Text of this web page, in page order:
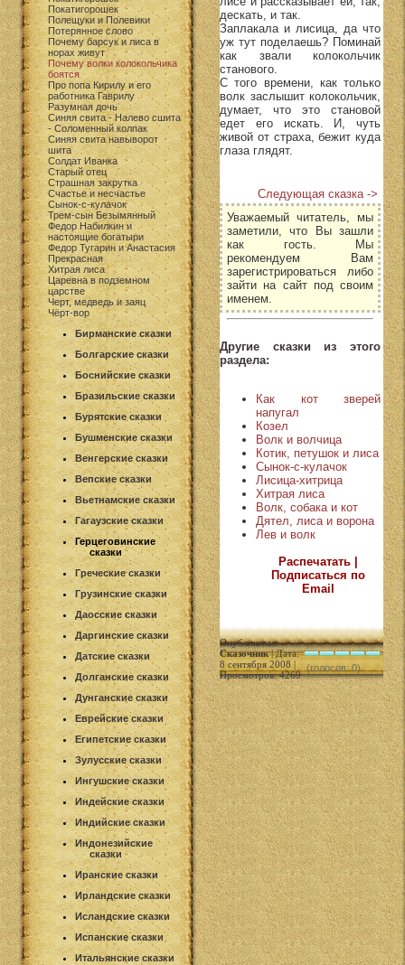
Покатигорошек
Полещуки и Полевики
Потерянное слово
Почему барсук и лиса в
норах живут
Почему волки колокольчика
боятся
Про попа Кирилу и его
работника Гаврилу
Разумная дочь
Синяя свита - Налево сшита
- Соломенный колпак
Синяя свита навыворот
шита
Солдат Иванка
Старый отец
Страшная закрутка
Счастье и несчастье
Сынок-с-кулачок
Трем-сын Безымянный
Федор Набилкин и
настоящие богатыри
Федор Тугарин и Анастасия
Прекрасная
Хитрая лиса
Царевна в подземном
царстве
Черт, медведь и заяц
Чёрт-вор
Бирманские сказки
Болгарские сказки
Боснийские сказки
Бразильские сказки
Бурятские сказки
Бушменские сказки
Венгерские сказки
Вепские сказки
Вьетнамские сказки
Гагаузские сказки
Герцеговинские
сказки
Греческие сказки
Грузинские сказки
Даосские сказки
Даргинские сказки
Датские сказки
Долганские сказки
Дунганские сказки
Еврейские сказки
Египетские сказки
Зулусские сказки
Ингушские сказки
Индейские сказки
Индийские сказки
Индонезийские
сказки
Иранские сказки
Ирландские сказки
Исландские сказки
Испанские сказки
Итальянские сказки
дескать, и так.
Заплакала и лисица, да что
уж тут поделаешь? Поминай
как звали колокольчик
станового.
С того времени, как только
волк заслышит колокольчик,
думает, что это становой
едет его искать. И, чуть
живой от страха, бежит куда
глаза глядят.
Следующая сказка ->
Уважаемый читатель, мы
заметили, что Вы зашли
как гость. Мы
рекомендуем Вам
зарегистрироваться либо
зайти на сайт под своим
именем.
Другие сказки из этого
раздела:
Как кот зверей
напугал
Козел
Волк и волчица
Котик, петушок и лиса
Сынок-с-кулачок
Лисица-хитрица
Хитрая лиса
Волк, собака и кот
Дятел, лиса и ворона
Лев и волк
Распечатать |
Подписаться по
Email
Опубликовал:
Сказочник| Дата:
8 сентября 2008 |
Просмотров: 4269
(голосов: 0)